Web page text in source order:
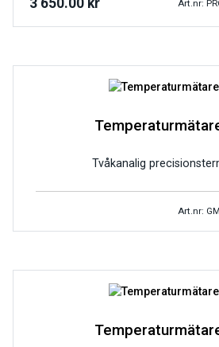
3 650.00 kr Art.nr:
Tvåkanalig
Art.nr: